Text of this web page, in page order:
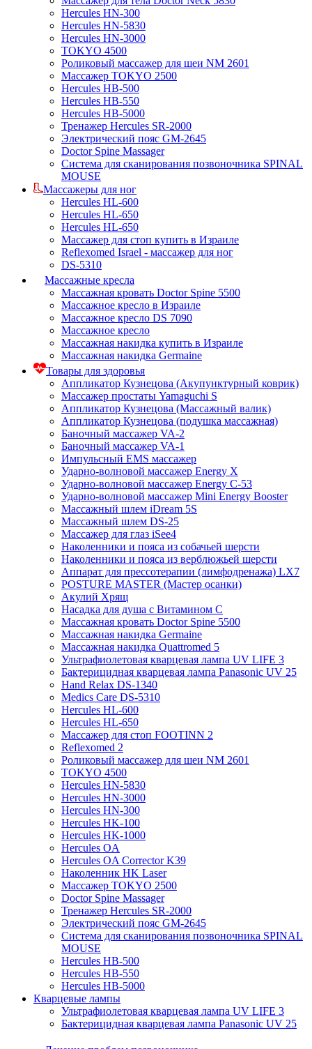
Hercules HN-300
Hercules HN-5830
Hercules HN-3000
TOKYO 4500
Роликовый массажер для шеи NM 2601
Массажер TOKYO 2500
Hercules HB-500
Hercules HB-550
Hercules HB-5000
Тренажер Hercules SR-2000
Электрический пояс GM-2645
Doctor Spine Massager
Система для сканирования позвоночника SPINAL
MOUSE
Массажеры для ног
Hercules HL-600
Hercules HL-650
Hercules HL-650
Массажер для стоп купить в Израиле
Reflexomed Israel - массажер для ног
DS-5310
Массажные кресла
Массажная кровать Doctor Spine 5500
Массажное кресло в Израиле
Массажное кресло DS 7090
Массажное кресло
Массажная накидка купить в Израиле
Массажная накидка Germaine
Товары для здоровья
Аппликатор Кузнецова (Акупунктурный коврик)
Массажер простаты Yamaguchi S
Аппликатор Кузнецова (Массажный валик)
Аппликатор Кузнецова (подушка массажная)
Баночный массажер VA-2
Баночный массажер VA-1
Импульсный EMS массажер
Ударно-волновой массажер Energy X
Ударно-волновой массажер Energy C-53
Ударно-волновой массажер Mini Energy Booster
Массажный шлем iDream 5S
Массажный шлем DS-25
Массажер для глаз iSee4
Наколенники и пояса из собачьей шерсти
Наколенники и пояса из верблюжьей шерсти
Аппарат для прессотерапии (лимфодренажа) LX7
POSTURE MASTER (Мастер осанки)
Акулий Хрящ
Насадка для душа с Витамином C
Массажная кровать Doctor Spine 5500
Массажная накидка Germaine
Массажная накидка Quattromed 5
Ультрафиолетовая кварцевая лампа UV LIFE 3
Бактерицидная кварцевая лампа Panasonic UV 25
Hand Relax DS-1340
Medics Care DS-5310
Hercules HL-600
Hercules HL-650
Массажер для стоп FOOTINN 2
Reflexomed 2
Роликовый массажер для шеи NM 2601
TOKYO 4500
Hercules HN-5830
Hercules HN-3000
Hercules HN-300
Hercules HK-100
Hercules HK-1000
Hercules OA
Hercules OA Corrector K39
Наколенник HK Laser
Массажер TOKYO 2500
Doctor Spine Massager
Тренажер Hercules SR-2000
Электрический пояс GM-2645
Система для сканирования позвоночника SPINAL
MOUSE
Hercules HB-500
Hercules HB-550
Hercules HB-5000
Кварцевые лампы
Ультрафиолетовая кварцевая лампа UV LIFE 3
Бактерицидная кварцевая лампа Panasonic UV 25